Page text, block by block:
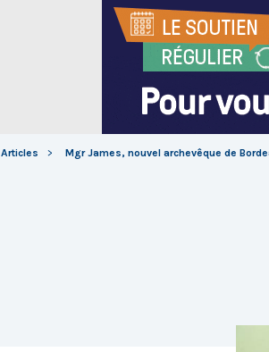
Articles Mgr James, nouvel archevêque de